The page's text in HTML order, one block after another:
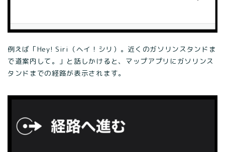
例えば「Hey! Siri（ヘイ！シリ）。近くのガソリンスタンドま
で道案内して。」と話しかけると、マップアプリにガソリンス
タンドまでの経路が表示されます。